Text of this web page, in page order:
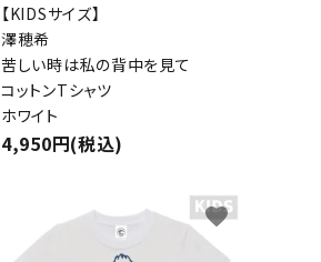
【KIDSサイズ】
澤穂希
苦しい時は私の背中を見て
コットンTシャツ
ホワイト
4,950円(税込)
favorite